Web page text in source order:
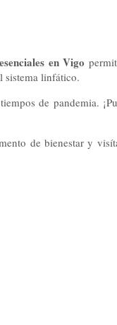
en Vigo
sistema linfático.
de pandemia.
de bienestar y